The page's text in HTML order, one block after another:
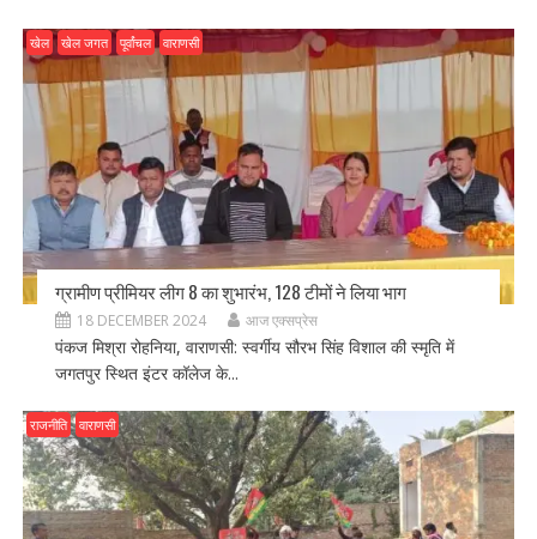
खेल खेल जगत पूर्वांचल वाराणसी
ग्रामीण प्रीमियर लीग 8 का शुभारंभ, 128 टीमों ने लिया भाग
18 DECEMBER 2024 आज एक्सप्रेस
पंकज मिश्रा रोहनिया, वाराणसी: स्वर्गीय सौरभ सिंह विशाल की स्मृति में
जगतपुर स्थित इंटर कॉलेज के...
राजनीति वाराणसी